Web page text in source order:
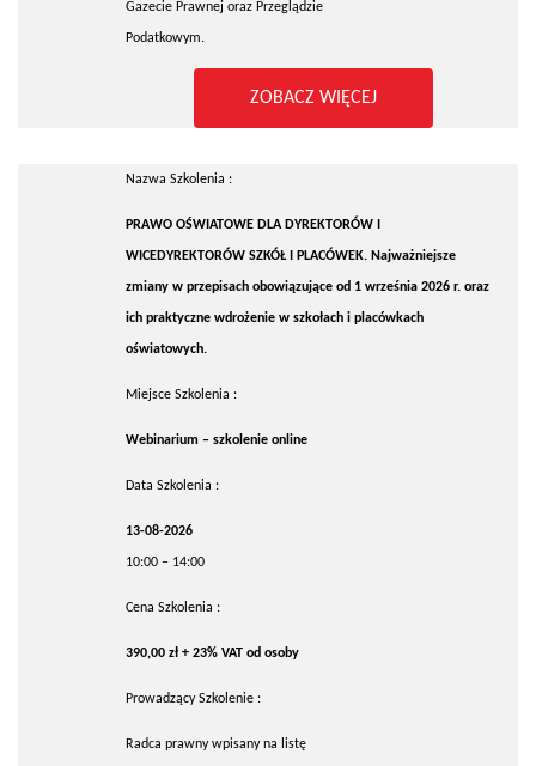
Gazecie Prawnej oraz Przeglądzie
Podatkowym.
ZOBACZ WIĘCEJ
Nazwa Szkolenia :
PRAWO OŚWIATOWE DLA DYREKTORÓW I
WICEDYREKTORÓW SZKÓŁ I PLACÓWEK. Najważniejsze
zmiany w przepisach obowiązujące od 1 września 2026 r. oraz
ich praktyczne wdrożenie w szkołach i placówkach
oświatowych.
Miejsce Szkolenia :
Webinarium – szkolenie online
Data Szkolenia :
13-08-2026
10:00 – 14:00
Cena Szkolenia :
390,00 zł + 23% VAT od osoby
Prowadzący Szkolenie :
Radca prawny wpisany na listę